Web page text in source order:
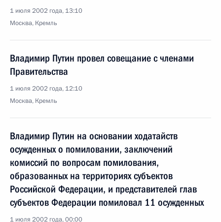
1 июля 2002 года, 13:10
Москва, Кремль
Владимир Путин провел совещание с членами
Правительства
1 июля 2002 года, 12:10
Москва, Кремль
Владимир Путин на основании ходатайств
осужденных о помиловании, заключений
комиссий по вопросам помилования,
образованных на территориях субъектов
Российской Федерации, и представителей глав
субъектов Федерации помиловал 11 осужденных
1 июля 2002 года, 00:00